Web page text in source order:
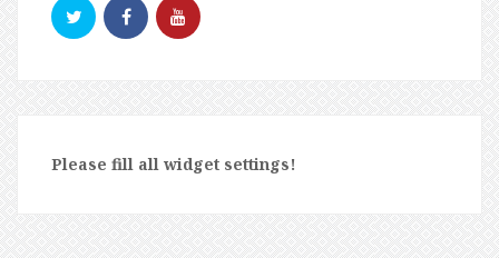
Please fill all widget settings!